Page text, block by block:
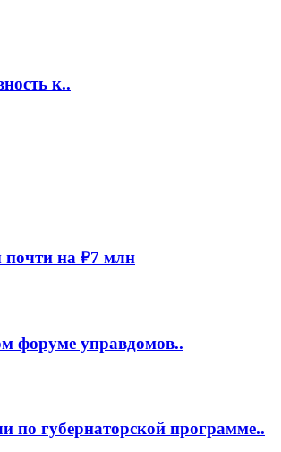
к..
на ₽7 млн
форуме управдомов..
по губернаторской программе..